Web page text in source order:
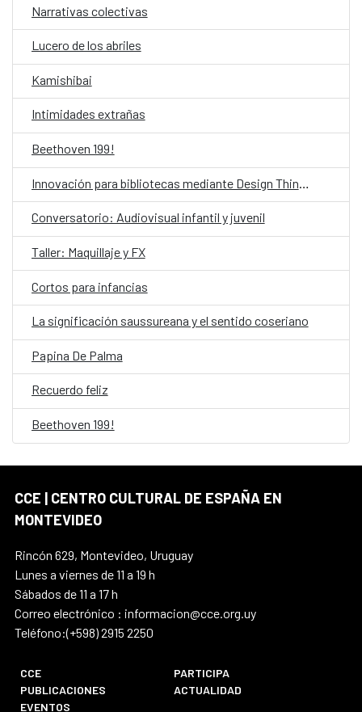
Narrativas colectivas
Lucero de los abriles
Kamishibai
Intimidades extrañas
Beethoven 199!
Conversatorio: Audiovisual infantil y juvenil
Taller: Maquillaje y FX
Cortos para infancias
La significación saussureana y el sentido coseriano
Papina De Palma
Recuerdo feliz
Beethoven 199!
CCE | CENTRO CULTURAL DE ESPAÑA EN
MONTEVIDEO
Rincón 629, Montevideo, Uruguay
Lunes a viernes de 11 a 19 h
Sábados de 11 a 17 h
Correo electrónico : informacion@cce.org.uy
Teléfono:(+598) 2915 2250
CCE
PARTICIPA
PUBLICACIONES
ACTUALIDAD
EVENTOS